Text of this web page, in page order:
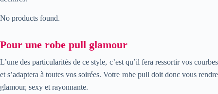
No products found.
Pour une robe pull glamour
L’une des particularités de ce style, c’est qu’il fera ressortir vos courbes
et s’adaptera à toutes vos soirées. Votre robe pull doit donc vous rendre
glamour, sexy et rayonnante.